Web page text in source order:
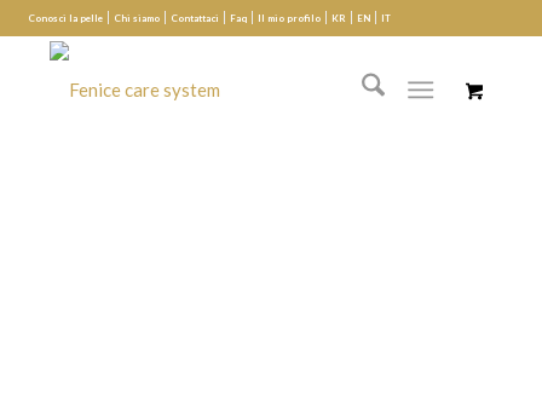
Conosci la pelle Chi siamo Contattaci Faq Il mio profilo KR EN IT